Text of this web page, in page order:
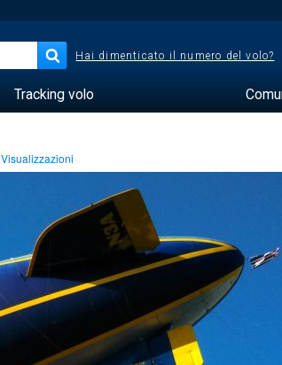
Hai dimenticato il numero del volo?
Tracking volo
Visualizzazioni